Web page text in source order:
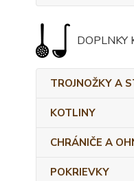
DOPLNKY
TROJNOŽKY A
KOTLINY
CHRÁNIČE A
POKRIEVKY